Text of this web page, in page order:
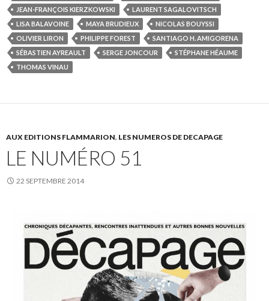
JEAN-FRANÇOIS KIERZKOWSKI
LAURENT SAGALOVITSCH
LISA BALAVOINE
MAYA BRUDIEUX
NICOLAS BOUYSSI
OLIVIER LIRON
PHILIPPE FOREST
SANTIAGO H. AMIGORENA
SÉBASTIEN AYREAULT
SERGE JONCOUR
STÉPHANE HÉAUME
THOMAS VINAU
AUX EDITIONS FLAMMARION, LES NUMEROS DE DECAPAGE
LE NUMÉRO 51
22 SEPTEMBRE 2014